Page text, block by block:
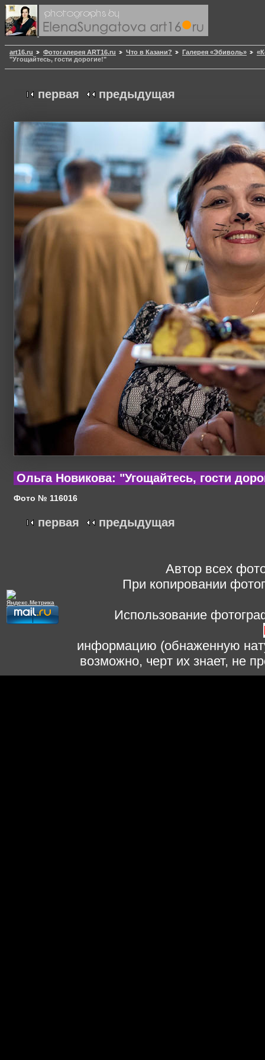
art16.ru Фотогалерея ART16.ru Что в Казани? Галерея «Эбиволь»
"Угощайтесь, гости дорогие!"
первая предыдущая
Ольга Новикова: "Угощайтесь, гости
Фото № 116016
первая предыдущая
Автор всех
При копировании
Использование
информацию (обнаженную
возможно, черт их знает, не